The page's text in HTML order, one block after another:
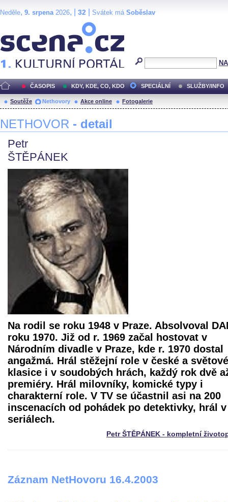
Neděle, 9. srpena2026, | 32 Svátek má Soběslav
ČASOPIS KDY, KDE, CO, KDO SPECIÁLNÍ SLUŽBY/INFO
Soutěže Nethovory Akce online Fotogalerie
NETHOVOR - detail
Petr
ŠTĚPÁNEK
Na rodil se roku 1948 v Praze. Absolvoval
roku 1970. Již od r. 1969 začal hostovat v
Národním divadle v Praze, kde r. 1970 dostal
angažmá. Hrál stěžejní role v české a světové
klasice i v soudobých hrách, každý rok dvě
premiéry. Hrál milovníky, komické typy i
charakterní role. V TV se účastnil asi na 200
inscenacích od pohádek po detektivky, hrál v
seriálech.
Petr ŠTĚPÁNEK - kompletní
Záznam NetHovoru 16.4.2003